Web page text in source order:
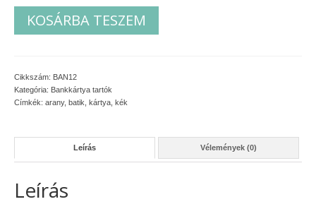
Ellynor története
Adatkezelési tájékoztató
Blog
indás
bankkártya
KOSÁRBA TESZEM
Cikkszám: BAN12
Kategória: Bankkártya tartók
Címkék: arany, batik kártya kék
Leírás Vélemények (0)
Leírás